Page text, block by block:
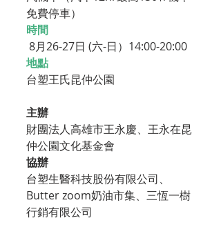
免費停車）
時間
8月26-27日 (六-日）14:00-20:00
地點
台塑王氏昆仲公園
主辦
財團法人高雄市王永慶、王永在昆
仲公園文化基金會
協辦
台塑生醫科技股份有限公司、
Butter zoom奶油市集、三恆一樹
行銷有限公司